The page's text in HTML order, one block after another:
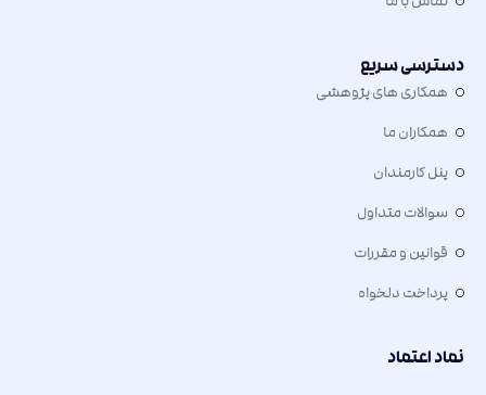
دسترسی سریع
همکاری های پژوهشی
همکاران ما
پنل کارمندان
سوالات متداول
قوانین و مقررات
پرداخت دلخواه
نماد اعتماد